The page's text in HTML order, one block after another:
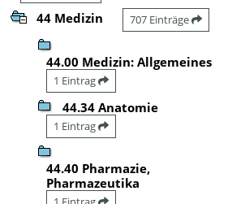
44 Medizin 707 Einträge
44.00 Medizin: Allgemeines
1 Eintrag
44.34 Anatomie
1 Eintrag
44.40 Pharmazie,
Pharmazeutika